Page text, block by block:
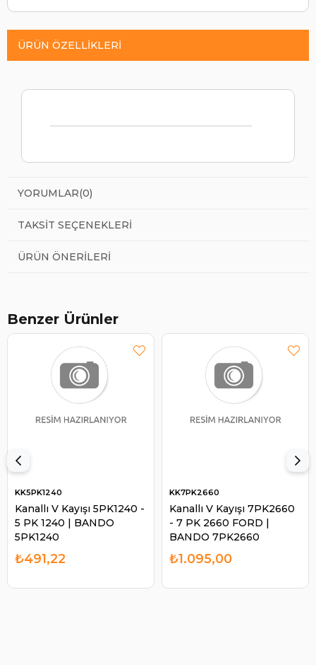
ÜRÜN ÖZELLIKLERI
YORUMLAR(0)
TAKSIT SEÇENEKLERI
ÜRÜN ÖNERILERI
Benzer Ürünler
Kanallı V Kayışı 5PK1240 -
5 PK 1240 | BANDO
5PK1240
KK5PK1240
₺491,22
Kanallı V Kayışı 7PK2660
- 7 PK 2660 FORD |
BANDO 7PK2660
KK7PK2660
₺1.095,00